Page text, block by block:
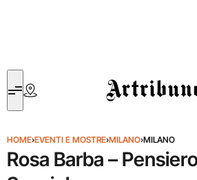
Artribune
HOME›EVENTI E MOSTRE›MILANO›MILANO
Rosa Barba –